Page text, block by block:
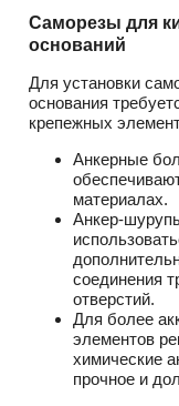
Саморезы для
оснований
Для установки
основания
крепежных
Анкерные
материалах.
Анкер-
соединения
отверстий.
Для более
элементов
химические
прочное и